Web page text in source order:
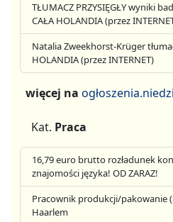
TŁUMACZ PRZYSIĘGŁY wyniki
CAŁA HOLANDIA (przez
Natalia Zweekhorst-Krüger
HOLANDIA (przez INTERNET)
więcej na
Kat. Praca
16,79 euro brutto rozładunek
znajomości języka! OD ZARAZ!
Pracownik produkcji/pakowanie
Haarlem